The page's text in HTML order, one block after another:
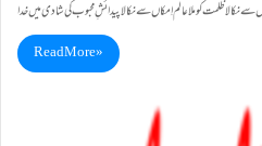
Read More »